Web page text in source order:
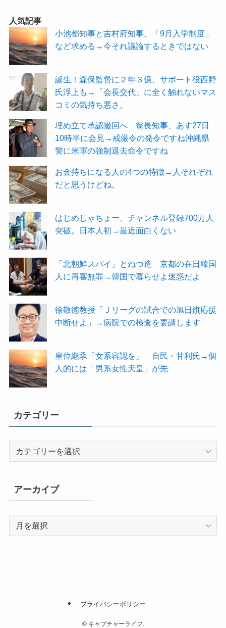
人気記事
小池都知事と吉村府知事、「9月入学制度」
など求める→今それ議論するときではない
誕生！森保監督に２年３億、サポート役西野
氏浮上も→「会長交代」に全く触れないマス
コミの気持ち悪さ。
埋め立て承認撤回へ 翁長知事、あす27日
10時半に会見→戒厳令の発令ですね沖縄県
警に米軍の強制退去命令ですね
お金持ちになる人の4つの特徴→人それぞれ
だと思うけどね。
はじめしゃちょー、チャンネル登録700万人
突破。日本人初→最近面白くない
「北朝鮮スパイ」とねつ造 京都の在日韓国
人に再審無罪→韓国で暮らせよ迷惑だよ
徐敬徳教授「Ｊリーグの試合での旭日旗応援
中断せよ」→病院での検査を要請します
皇位継承「女系容認を」 自民・甘利氏→個
人的には「男系女性天皇」が先
カテゴリー
リ
ー
アーカイブ
プライバシーポリシー
©キャプチャーライフ.